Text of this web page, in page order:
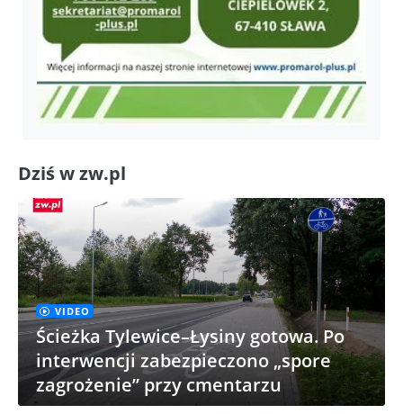
Dziś w zw.pl
VIDEO
Ścieżka Tylewice–Łysiny gotowa. Po
interwencji zabezpieczono „spore
zagrożenie” przy cmentarzu